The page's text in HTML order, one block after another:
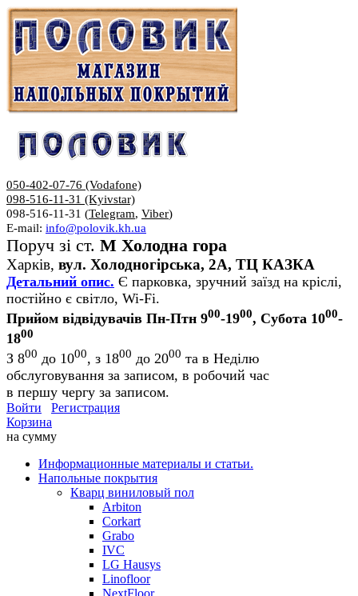
050-402-07-76 (Vodafone)
098-516-11-31 (Kyivstar)
098-516-11-31 (Telegram, Viber)
E-mail: info@polovik.kh.ua
Поруч зі ст. М Холодна гора
Харків, вул. Холодногірська, 2А, ТЦ КАЗКА
Детальний опис. Є парковка, зручний заїзд на кріслі,
постійно є світло, Wi-Fi.
Прийом відвідувачів Пн-Птн 900-1900, Субота 1000-
1800
З 800 до 1000, з 1800 до 2000 та в Неділю
обслуговування за записом, в робочий час
в першу чергу за записом.
Войти
Регистрация
Корзина
на сумму
Информационные материалы и статьи.
Напольные покрытия
Кварц виниловый пол
Arbiton
Corkart
Grabo
IVC
LG Hausys
Linofloor
NextFloor